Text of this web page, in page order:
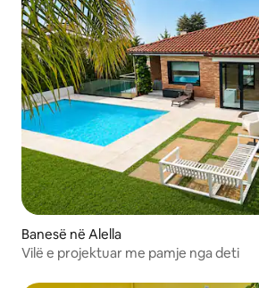
Banesë në Alella
Vilë e projektuar me pamje nga deti